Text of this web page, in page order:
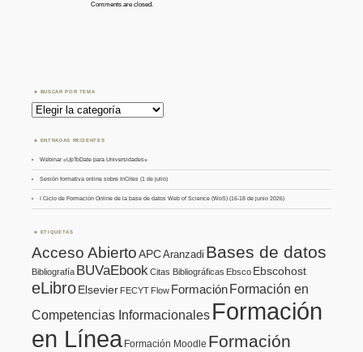
Comments are closed.
BUSCAR POR TEMA
Buscar
por
Tema
ENTRADAS RECIENTES
Webinar «UpToDate para Universidades»
Sesión formativa online sobre InCites (1 de julio)
I Ciclo de Formación Online de la base de datos Web of Science (WoS) (16-18 de junio 2026)
ETIQUETAS
Acceso AbiertoAPCAranzadi Bases de datos
Bibliografía BUVaEbookCitas Bibliográficas Ebsco Ebscohost
eLibroElsevier FECYT Flow FormaciónFormación en
Competencias Informacionales Formación
en Línea Formación Moodle Formación